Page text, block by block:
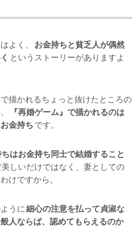
よく、
お金持ちと貧乏人が偶然
というストーリーがありますよ
描かれるちょっと抜けたところの
『再婚ゲーム』で描かれるのは
金持ち です。
はお金持ち同士で結婚すること
しいだけではなく、妻としての
けですから。
うに 細心の注意を払って貞淑な
人ならば、認めてもらえるのか